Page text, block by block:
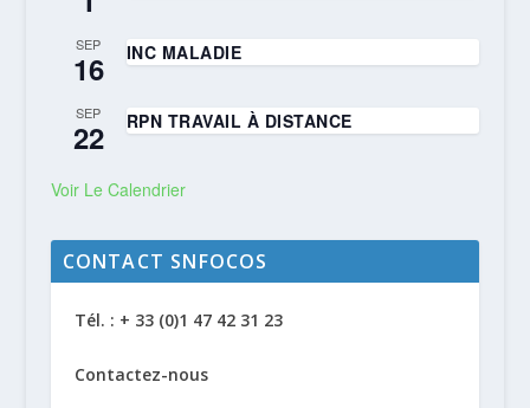
SEP
16 INC MALADIE
SEP
22 RPN TRAVAIL À DISTANCE
Voir Le Calendrier
CONTACT SNFOCOS
Tél. : + 33 (0)1 47 42 31 23
Contactez-nous